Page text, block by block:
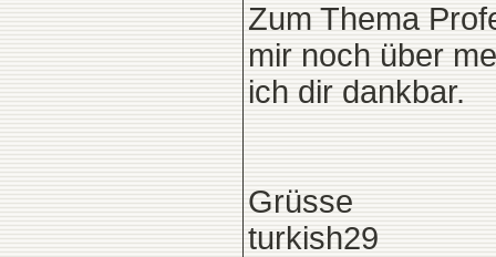
Zum Thema
mir noch über
ich dir dankbar.
Grüsse
turkish29